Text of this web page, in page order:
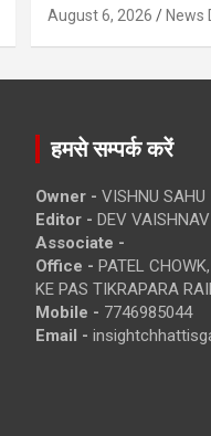
August 6, 2026 News
हमसे सम्पर्क करें
Owner - VISHNU SAHU
Editor - DEV VAISHNAV
Associate -
Office - PATEL
KE PAS TIKRAPARA
Mobile - 7746985044
Email -